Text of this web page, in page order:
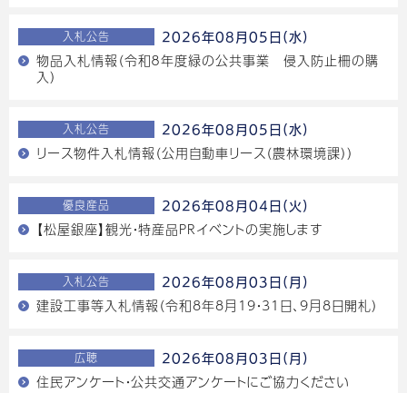
入札公告 2026年08月05日(水)
物品入札情報（令和８年度緑の公共事業 侵入防止柵の購
入）
入札公告 2026年08月05日(水)
リース物件入札情報（公用自動車リース（農林環境課））
優良産品 2026年08月04日(火)
【松屋銀座】観光・特産品PRイベントの実施します
入札公告 2026年08月03日(月)
建設工事等入札情報（令和8年8月19・31日、9月8日開札）
広聴 2026年08月03日(月)
住民アンケート・公共交通アンケートにご協力ください